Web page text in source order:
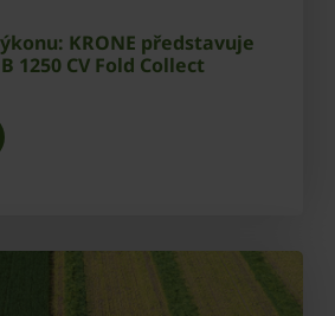
KRONE představuje
1250 CV Fold Collect